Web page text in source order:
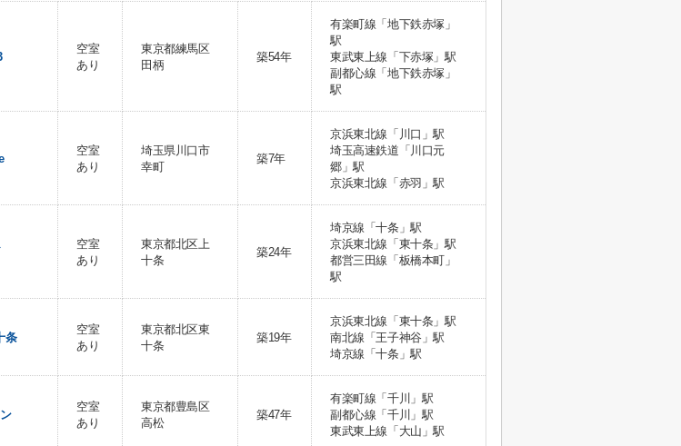
空室
あり
東京都練馬区
田柄
築54年
有楽町線「地下鉄赤塚」
駅
東武東上線「下赤塚」駅
副都心線「地下鉄赤塚」
駅
空室
あり
埼玉県川口市
幸町
築7年
京浜東北線「川口」駅
埼玉高速鉄道「川口元
郷」駅
京浜東北線「赤羽」駅
空室
あり
東京都北区上
十条
築24年
埼京線「十条」駅
京浜東北線「東十条」駅
都営三田線「板橋本町」
駅
条
空室
あり
東京都北区東
十条
築19年
京浜東北線「東十条」駅
南北線「王子神谷」駅
埼京線「十条」駅
空室
あり
東京都豊島区
高松
築47年
有楽町線「千川」駅
副都心線「千川」駅
東武東上線「大山」駅